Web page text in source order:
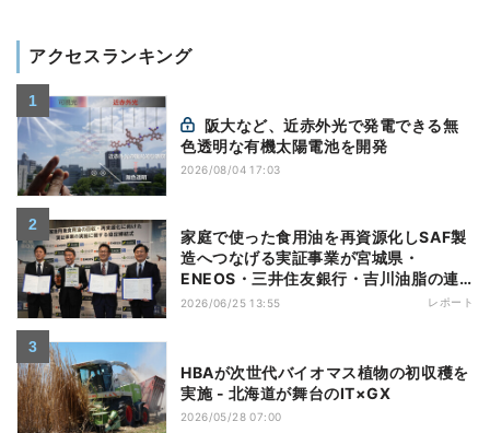
アクセスランキング
色透明な有機太陽電池を開発
2026/08/04 17:03
家庭で使った食用油を再資源化しSAF製
造へつなげる実証事業が宮城県・
ENEOS・三井住友銀行・吉川油脂の連
携でスタート
2026/06/25 13:55 レポート
HBAが次世代バイオマス植物の初収穫を
実施 - 北海道が舞台のIT×GX
2026/05/28 07:00